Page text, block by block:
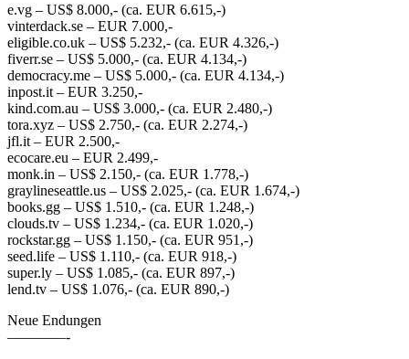
e.vg​ – US$ 8.000,- (ca. EUR 6.615,-)
vinterdack.se​ – EUR 7.000,-
eligible.co.uk​ – US$ 5.232​,- (ca. EUR 4.326,-)
fiverr.se​ – US$ 5.000,- (ca. EUR 4.134,-)
democracy.me​ – US$ 5.000,- (ca. EUR 4.134,-)
inpost.it​ – EUR 3.250,-
kind.com.au​ – US$ 3.000,- (ca. EUR 2.480,-)
tora.xyz​ – US$ 2.750​,- (ca. EUR 2.274,-)
jfl.it​ – EUR 2.500,-
ecocare.eu​ – EUR 2.499,-
monk.in​ – US$ 2.150​,- (ca. EUR 1.778,-)
graylineseattle.us​ – US$ 2.025​,- (ca. EUR 1.674,-)
books.gg​ – US$ 1.510​,- (ca. EUR 1.248,-)
clouds.tv​ – US$ 1.234​,- (ca. EUR 1.020,-)
rockstar.gg​ – US$ 1.150​,- (ca. EUR 951,-)
seed.life​ – US$ 1.110​,- (ca. EUR 918,-)
super.ly​ – US$ 1.085​,- (ca. EUR 897,-)
lend.tv​ – US$ 1.076​,- (ca. EUR 890,-)
Neue Endungen
————-